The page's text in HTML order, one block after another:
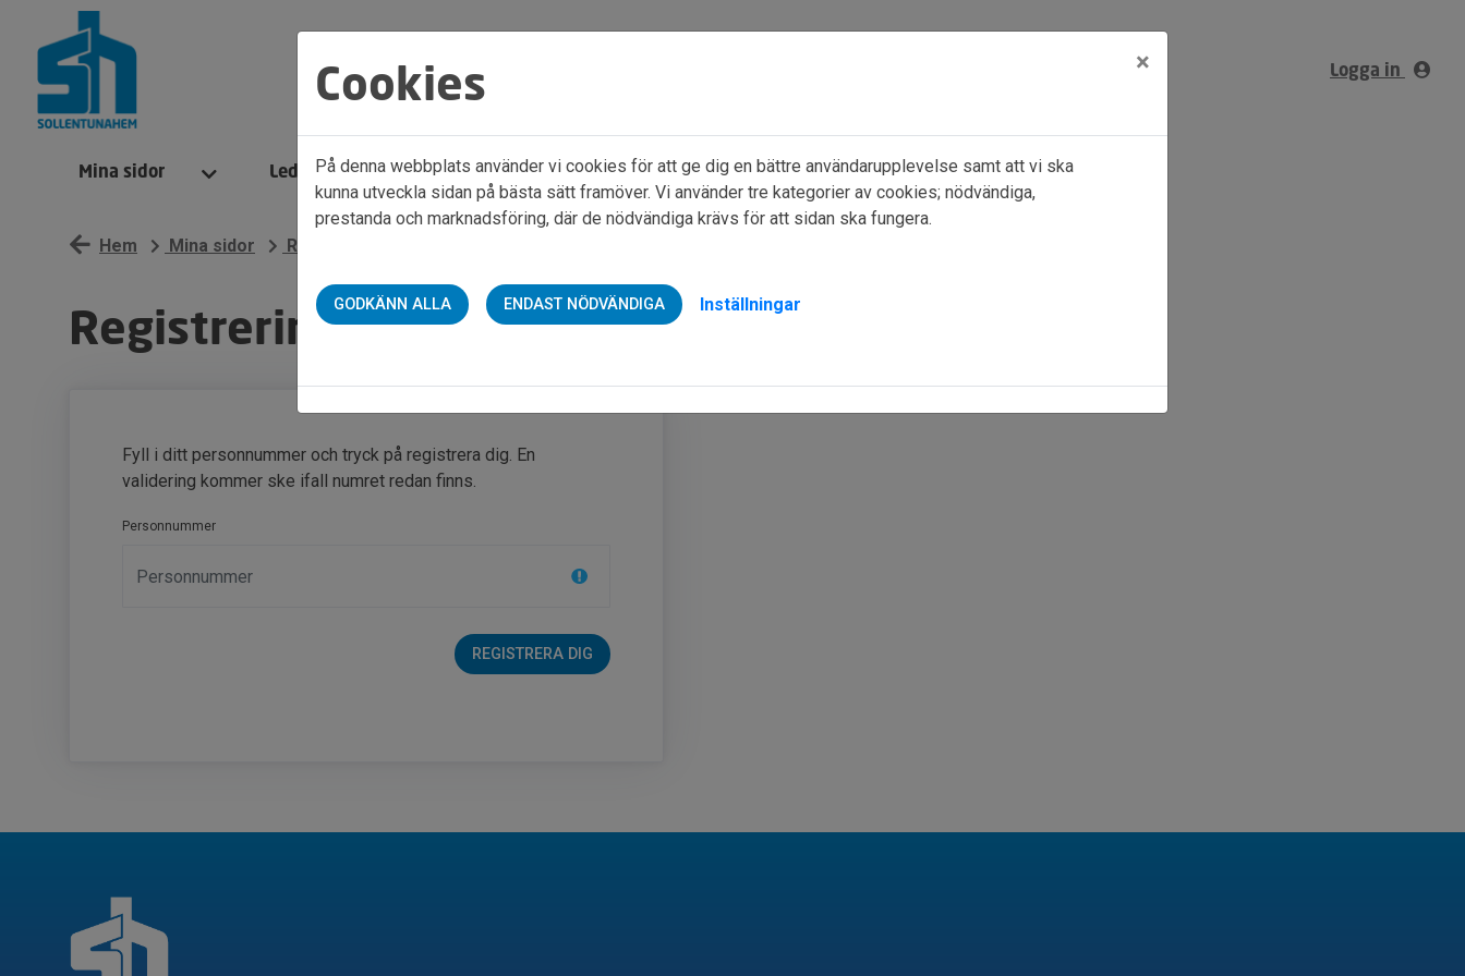
Logga in
Mina sidor Ledigt just nu Tillbaka till Sollentunahem.se
Hem Mina sidor Registrera dig
Registrering sökande
Fyll i ditt personnummer och tryck på registrera dig. En
validering kommer ske ifall numret redan finns.
Personnummer
REGISTRERA DIG
Cookies ×
På denna webbplats använder vi cookies för att ge dig en bättre användarupplevelse samt att vi ska
kunna utveckla sidan på bästa sätt framöver. Vi använder tre kategorier av cookies; nödvändiga,
prestanda och marknadsföring, där de nödvändiga krävs för att sidan ska fungera.
GODKÄNN ALLA ENDAST NÖDVÄNDIGA Inställningar